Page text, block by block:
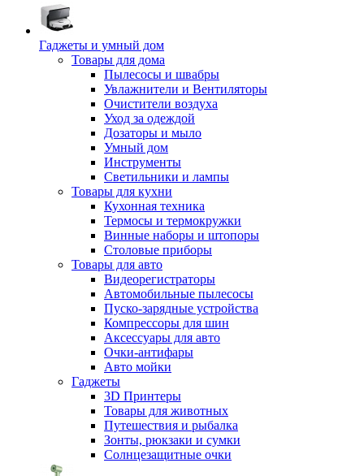
Гаджеты и умный дом
Товары для дома
Пылесосы и швабры
Увлажнители и Вентиляторы
Очистители воздуха
Уход за одеждой
Дозаторы и мыло
Умный дом
Инструменты
Светильники и лампы
Товары для кухни
Кухонная техника
Термосы и термокружки
Винные наборы и штопоры
Столовые приборы
Товары для авто
Видеорегистраторы
Автомобильные пылесосы
Пуско-зарядные устройства
Компрессоры для шин
Аксессуары для авто
Очки-антифары
Авто мойки
Гаджеты
3D Принтеры
Товары для животных
Путешествия и рыбалка
Зонты, рюкзаки и сумки
Солнцезащитные очки